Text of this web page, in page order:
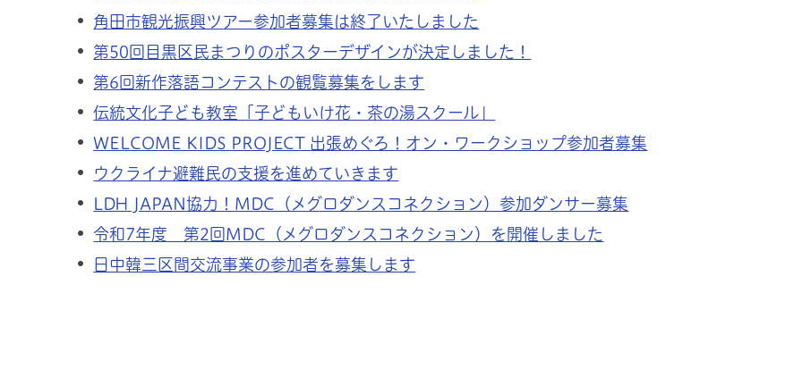
角田市観光振興ツアー参加者募集は終了いたしました
第50回目黒区民まつりのポスターデザインが決定しました！
第6回新作落語コンテストの観覧募集をします
伝統文化子ども教室「子どもいけ花・茶の湯スクール」
WELCOME KIDS PROJECT 出張めぐろ！オン・ワークショップ参加者募集
ウクライナ避難民の支援を進めていきます
LDH JAPAN協力！MDC（メグロダンスコネクション）参加ダンサー募集
令和7年度 第2回MDC（メグロダンスコネクション）を開催しました
日中韓三区間交流事業の参加者を募集します